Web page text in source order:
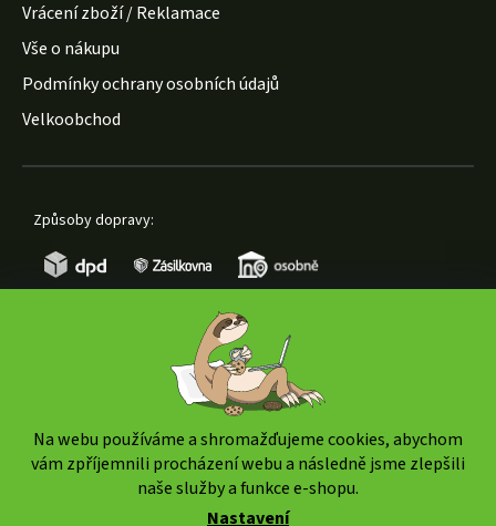
Na webu používáme a shromažďujeme cookies, abychom
vám zpříjemnili procházení webu a následně jsme zlepšili
naše služby a funkce e-shopu.
Nastavení
Vrácení zboží / Reklamace
Vše o nákupu
Podmínky ochrany osobních údajů
Velkoobchod
Způsoby dopravy: